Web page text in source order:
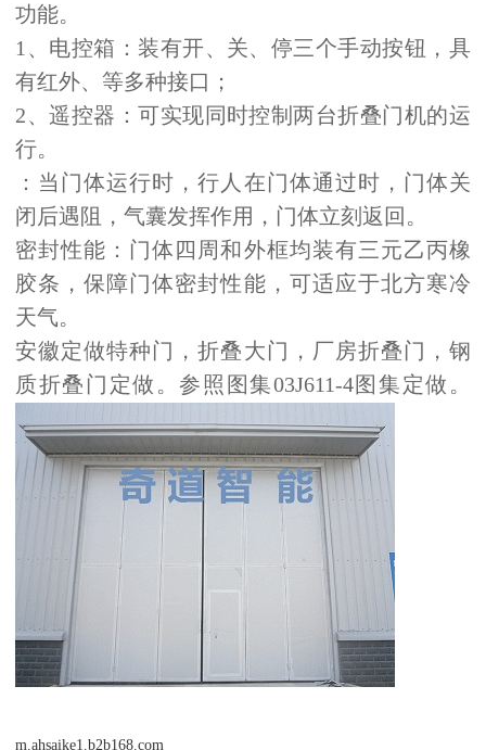
功能。
1、电控箱：装有开、关、停三个手动按钮，具
有红外、等多种接口；
2、遥控器：可实现同时控制两台折叠门机的运
行。
：当门体运行时，行人在门体通过时，门体关
闭后遇阻，气囊发挥作用，门体立刻返回。
密封性能：门体四周和外框均装有三元乙丙橡
胶条，保障门体密封性能，可适应于北方寒冷
天气。
安徽定做特种门，折叠大门，厂房折叠门，钢
质折叠门定做。参照图集03J611-4图集定做。
m.ahsaike1.b2b168.com